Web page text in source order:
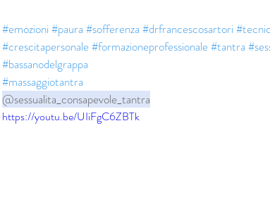
#emozioni #paura #sofferenza #drfrancescosartori
#crescitapersonale#formazioneprofessionale#tantra
#bassanodelgrappa
#massaggiotantra
@sessualita_consapevole_tantra
https://youtu.be/UIiFgC6ZBTk